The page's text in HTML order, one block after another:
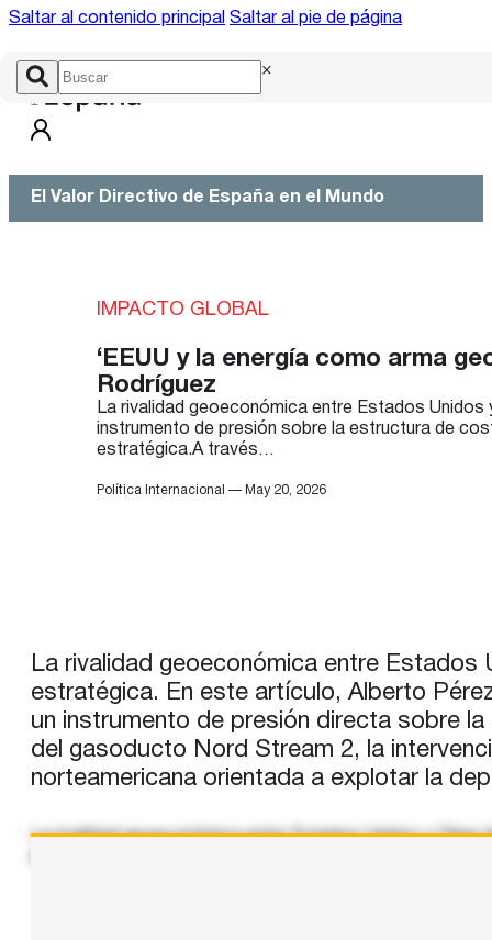
Saltar al contenido principal Saltar al pie de página
×
El Valor Directivo de España en el Mundo
IMPACTO GLOBAL
‘EEUU y la energía como arma
Rodríguez
La rivalidad geoeconómica entre Estados
instrumento de presión sobre la estructura de
estratégica.A través…
Política Internacional — May 20, 2026
La rivalidad geoeconómica entre
estratégica. En este artículo, Alberto
un instrumento de presión directa sobre
del gasoducto Nord Stream 2, la
norteamericana orientada a explotar la
La rivalidad geoeconómica entre Estados Unidos y